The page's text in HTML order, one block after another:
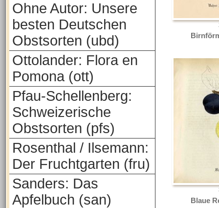
Ohne Autor: Unsere
besten Deutschen
Obstsorten (ubd)
Ottolander: Flora en
Pomona (ott)
Pfau-Schellenberg:
Schweizerische
Obstsorten (pfs)
Rosenthal / Ilsemann:
Der Fruchtgarten (fru)
Sanders: Das
Apfelbuch (san)
Blaue